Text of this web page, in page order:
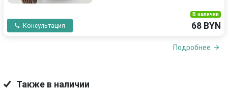
Консультация
В наличии
68 BYN
Подробнее
Также в наличии